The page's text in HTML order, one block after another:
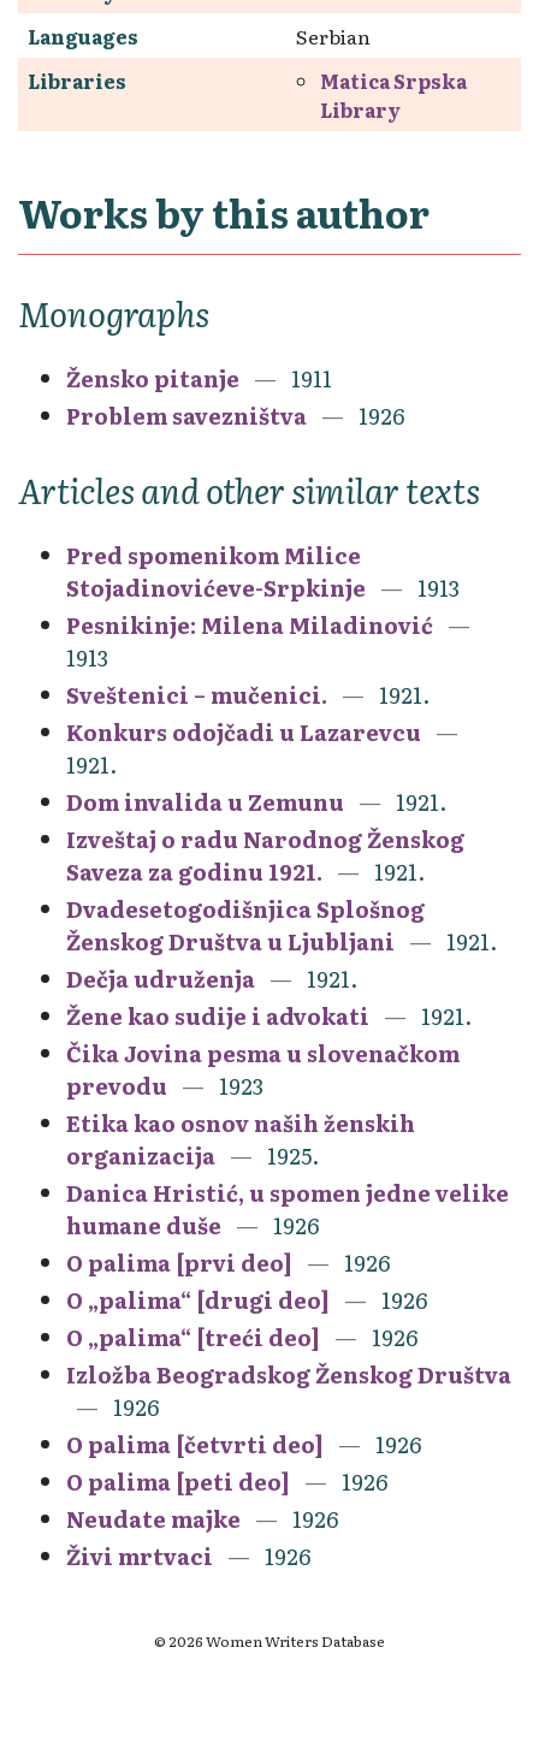
Languages
Serbian
Libraries
Matica Srpska
Library
Works by this author
Monographs
Žensko pitanje
1911
Problem savezništva
1926
Articles and other similar texts
Pred spomenikom Milice
Stojadinovićeve-Srpkinje
1913
Pesnikinje: Milena Miladinović
1913
Sveštenici – mučenici.
1921.
Konkurs odojčadi u Lazarevcu
1921.
Dom invalida u Zemunu
1921.
Izveštaj o radu Narodnog Ženskog
Saveza za godinu 1921.
1921.
Dvadesetogodišnjica Splošnog
Ženskog Društva u Ljubljani
1921.
Dečja udruženja
1921.
Žene kao sudije i advokati
1921.
Čika Jovina pesma u slovenačkom
prevodu
1923
Etika kao osnov naših ženskih
organizacija
1925.
Danica Hristić, u spomen jedne velike
humane duše
1926
O palima [prvi deo]
1926
O „palima“ [drugi deo]
1926
O „palima“ [treći deo]
1926
Izložba Beogradskog Ženskog Društva
1926
O palima [četvrti deo]
1926
O palima [peti deo]
1926
Neudate majke
1926
Živi mrtvaci
1926
© 2026 Women Writers Database